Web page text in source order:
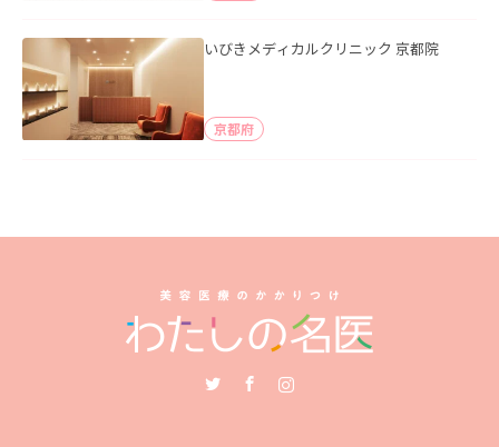
いびきメディカルクリニック 京都院
京都府